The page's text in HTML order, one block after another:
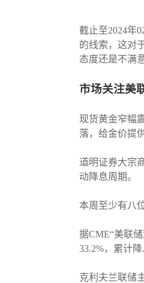
截止至2024年
的线索，这对
态度还是不满
市场关注美
现货黄金窄幅
落，给金价提
道明证券大宗
动降息周期。
本周至少有八
据CME“美联
33.2%，累计
克利夫兰联储